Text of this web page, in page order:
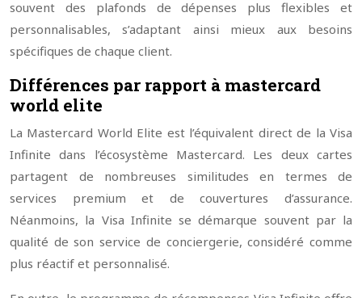
souvent des plafonds de dépenses plus flexibles et
personnalisables, s’adaptant ainsi mieux aux besoins
spécifiques de chaque client.
Différences par rapport à mastercard
world elite
La Mastercard World Elite est l’équivalent direct de la Visa
Infinite dans l’écosystème Mastercard. Les deux cartes
partagent de nombreuses similitudes en termes de
services premium et de couvertures d’assurance.
Néanmoins, la Visa Infinite se démarque souvent par la
qualité de son service de conciergerie, considéré comme
plus réactif et personnalisé.